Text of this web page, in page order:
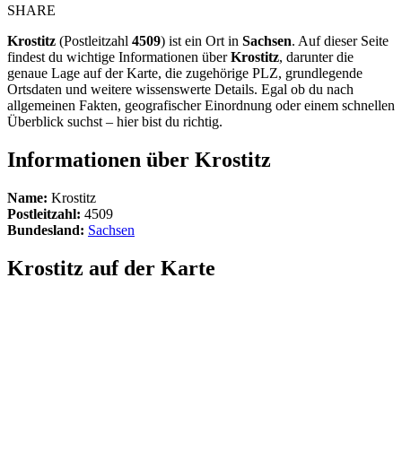
SHARE
Krostitz (Postleitzahl 4509) ist ein Ort in Sachsen. Auf dieser Seite
findest du wichtige Informationen überKrostitz, darunter die
genaue Lage auf der Karte, die zugehörige PLZ, grundlegende
Ortsdaten und weitere wissenswerte Details. Egal ob du nach
allgemeinen Fakten, geografischer Einordnung oder einem schnellen
Überblick suchst – hier bist du richtig.
Informationen über Krostitz
Name: Krostitz
Postleitzahl: 4509
Bundesland: Sachsen
Krostitz auf der Karte